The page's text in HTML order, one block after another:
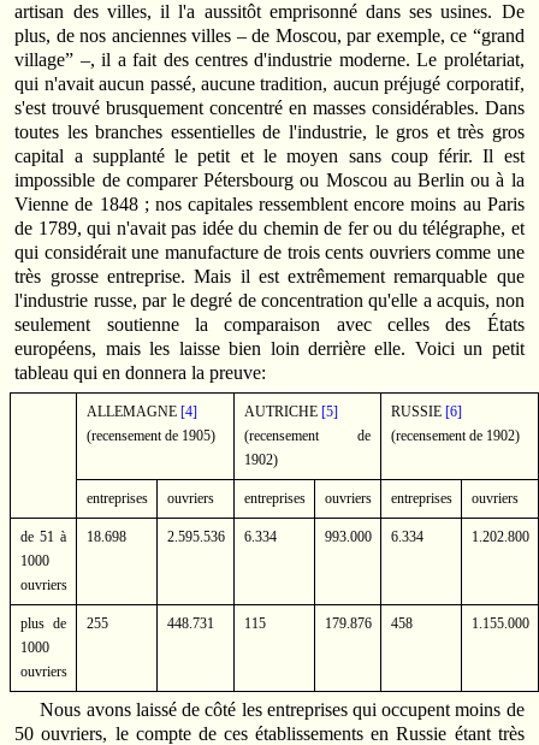
artisan des villes, il l'a aussitôt emprisonné dans ses usines. De
plus, de nos anciennes villes – de Moscou, par exemple, ce “grand
village” –, il a fait des centres d'industrie moderne. Le prolétariat,
qui n'avait aucun passé, aucune tradition, aucun préjugé corporatif,
s'est trouvé brusquement concentré en masses considérables. Dans
toutes les branches essentielles de l'industrie, le gros et très gros
capital a supplanté le petit et le moyen sans coup férir. Il est
impossible de comparer Pétersbourg ou Moscou au Berlin ou à la
Vienne de 1848 ; nos capitales ressemblent encore moins au Paris
de 1789, qui n'avait pas idée du chemin de fer ou du télégraphe, et
qui considérait une manufacture de trois cents ouvriers comme une
très grosse entreprise. Mais il est extrêmement remarquable que
l'industrie russe, par le degré de concentration qu'elle a acquis, non
seulement soutienne la comparaison avec celles des États
européens, mais les laisse bien loin derrière elle. Voici un petit
tableau qui en donnera la preuve:
ALLEMAGNE [4]
(recensement de 1905)
AUTRICHE [5]
(recensement de
1902)
RUSSIE [6]
(recensement de 1902)
entreprises ouvriers entreprises ouvriers entreprises ouvriers
de 51 à
1000
ouvriers
18.698 2.595.536 6.334 993.000 6.334 1.202.800
plus de
1000
ouvriers
255 448.731 115 179.876 458 1.155.000
Nous avons laissé de côté les entreprises qui occupent moins de
50 ouvriers, le compte de ces établissements en Russie étant très